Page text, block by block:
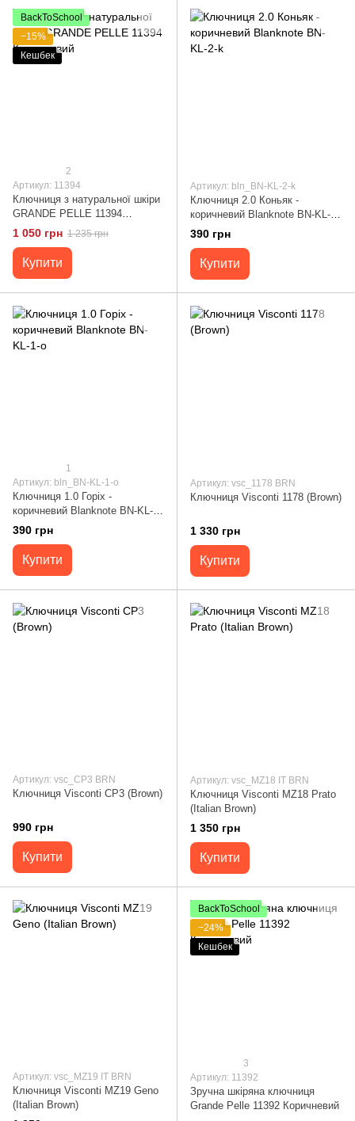
BackToSchool
−15%
Кешбек
2
Артикул: 11394
Ключниця з натуральної шкіри
GRANDE PELLE 11394
Коричневий
1 050 грн 1 235 грн
Купити
Артикул: bln_BN-KL-2-k
Ключниця 2.0 Коньяк -
коричневий Blanknote BN-KL-2-
k
390 грн
Купити
1
Артикул: bln_BN-KL-1-o
Ключниця 1.0 Горіх -
коричневий Blanknote BN-KL-1-
o
390 грн
Купити
Артикул: vsc_1178 BRN
Ключниця Visconti 1178 (Brown)
1 330 грн
Купити
Артикул: vsc_CP3 BRN
Ключниця Visconti CP3 (Brown)
990 грн
Купити
Артикул: vsc_MZ18 IT BRN
Ключниця Visconti MZ18 Prato
(Italian Brown)
1 350 грн
Купити
Артикул: vsc_MZ19 IT BRN
Ключниця Visconti MZ19 Geno
(Italian Brown)
BackToSchool
−24%
Кешбек
3
Артикул: 11392
Зручна шкіряна ключниця
Grande Pelle 11392 Коричневий